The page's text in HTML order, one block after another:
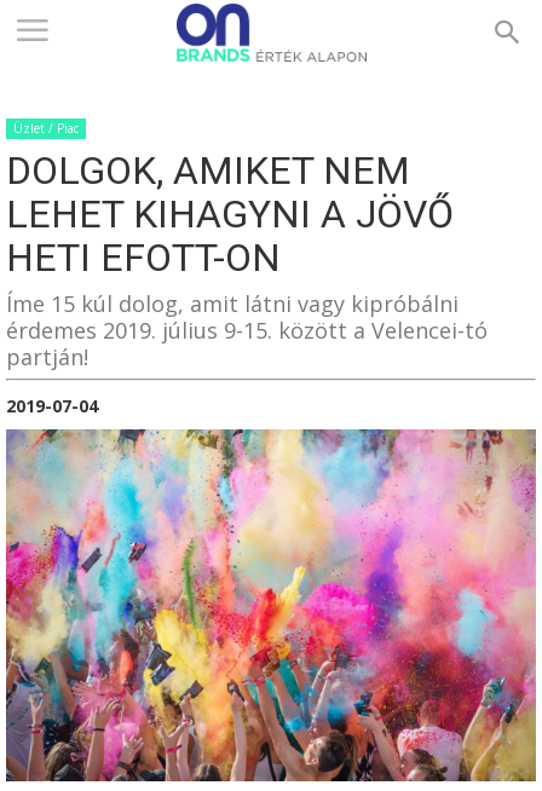
ONBRANDS
–
ÉRTÉK
ALAPON
Üzlet / Piac
DOLGOK, AMIKET NEM
LEHET KIHAGYNI A JÖVŐ
HETI EFOTT-ON
Íme 15 kúl dolog, amit látni vagy kipróbálni
érdemes 2019. július 9-15. között a Velencei-tó
partján!
2019-07-04